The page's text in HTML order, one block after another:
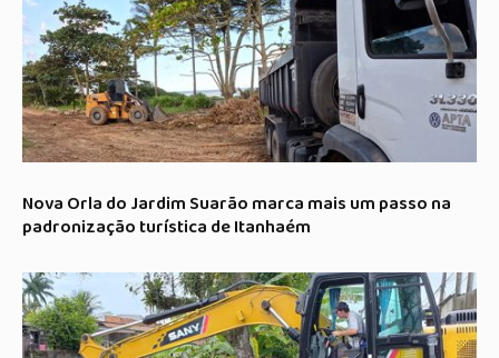
Nova Orla do Jardim Suarão marca mais um passo na
padronização turística de Itanhaém